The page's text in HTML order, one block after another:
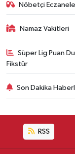
Nöbetçi
Namaz Vakitleri
Süper Lig Puan
Fikstür
Son Dakika
RSS